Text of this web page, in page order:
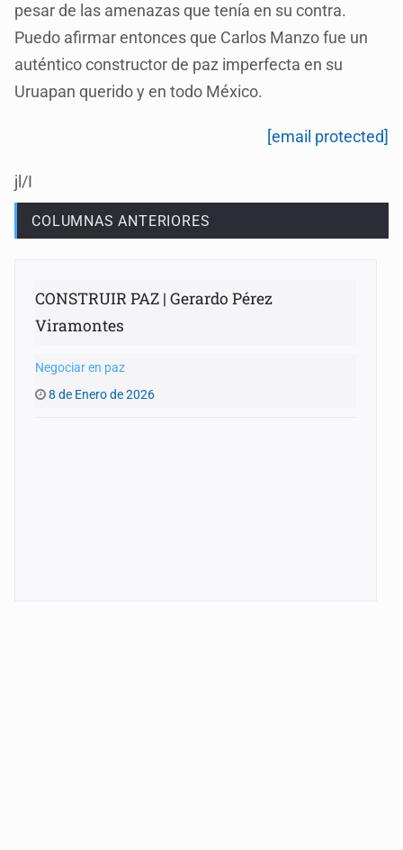
pesar de las amenazas que tenía en su contra.
Puedo afirmar entonces que Carlos Manzo fue un
auténtico constructor de paz imperfecta en su
Uruapan querido y en todo México.
[email protected]
jl/I
COLUMNAS ANTERIORES
CONSTRUIR PAZ | Gerardo Pérez
Viramontes
Negociar en paz
8 de Enero de 2026